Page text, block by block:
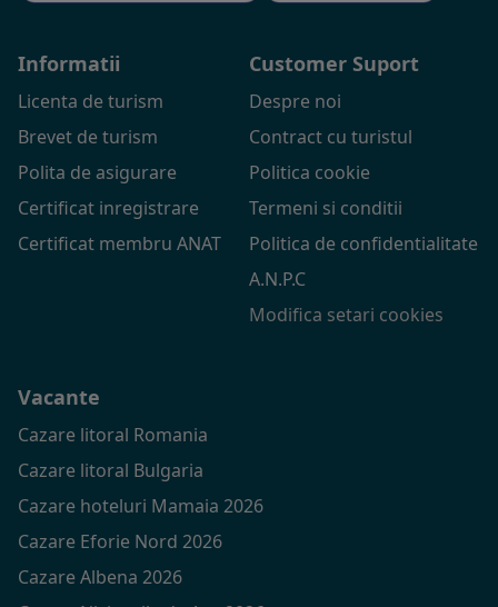
Informatii
Licenta de turism
Brevet de turism
Polita de asigurare
Certificat inregistrare
Certificat membru ANAT
Customer Suport
Despre noi
Contract cu turistul
Politica cookie
Termeni si conditii
Politica de confidentialitate
A.N.P.C
Modifica setari cookies
Vacante
Cazare litoral Romania
Cazare litoral Bulgaria
Cazare hoteluri Mamaia 2026
Cazare Eforie Nord 2026
Cazare Albena 2026